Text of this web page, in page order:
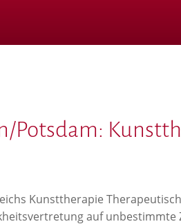
Potsdam:
Kunsttherapie
auf unbestimmte